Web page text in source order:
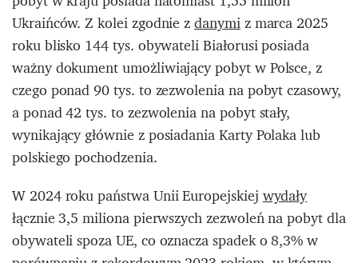
Ukraińców. Z kolei zgodnie zdanymiz marca 2025
roku blisko 144 tys. obywateli Białorusi posiada
ważny dokument umożliwiający pobyt w Polsce, z
czego ponad 90 tys. to zezwolenia na pobyt czasowy,
a ponad 42 tys. to zezwolenia na pobyt stały,
wynikający głównie z posiadania Karty Polaka lub
polskiego pochodzenia.
W 2024 roku państwa Unii Europejskiejwydały
łącznie 3,5 miliona pierwszych zezwoleń na pobyt dla
obywateli spoza UE, co oznacza spadek o 8,3% w